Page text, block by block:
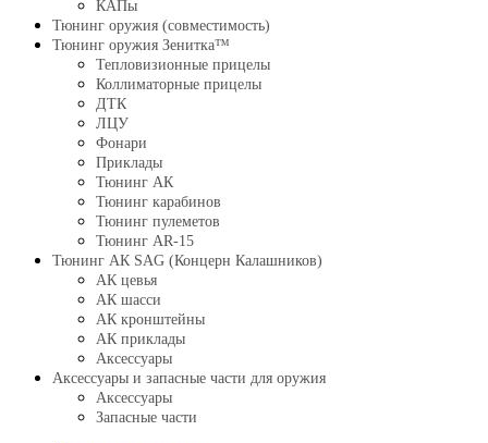
КАПы
Тюнинг оружия (совместимость)
Тюнинг оружия Зенитка™
Тепловизионные прицелы
Коллиматорные прицелы
ДТК
ЛЦУ
Фонари
Приклады
Тюнинг АК
Тюнинг карабинов
Тюнинг пулеметов
Тюнинг AR-15
Тюнинг АК SAG (Концерн Калашников)
АК цевья
АК шасси
АК кронштейны
АК приклады
Аксессуары
Аксессуары и запасные части для оружия
Аксессуары
Запасные части